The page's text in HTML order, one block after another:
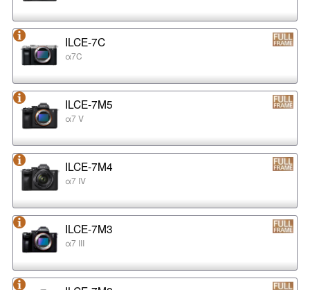
ILCE-7C
α7C
ILCE-7M5
α7 V
ILCE-7M4
α7 IV
ILCE-7M3
α7 III